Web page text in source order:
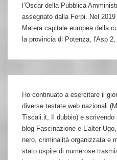
l’Oscar della Pubblica
assegnato dalla Ferpi. Nel
Matera capitale europea della
la provincia di Potenza, l'Asp
Ho continuato a esercitare il
diverse testate web nazionali
Tiscali.it, Il dubbio) e
blog Fascinazione e L’alter
nero, criminalità organizzata e
stato ospite di numerose